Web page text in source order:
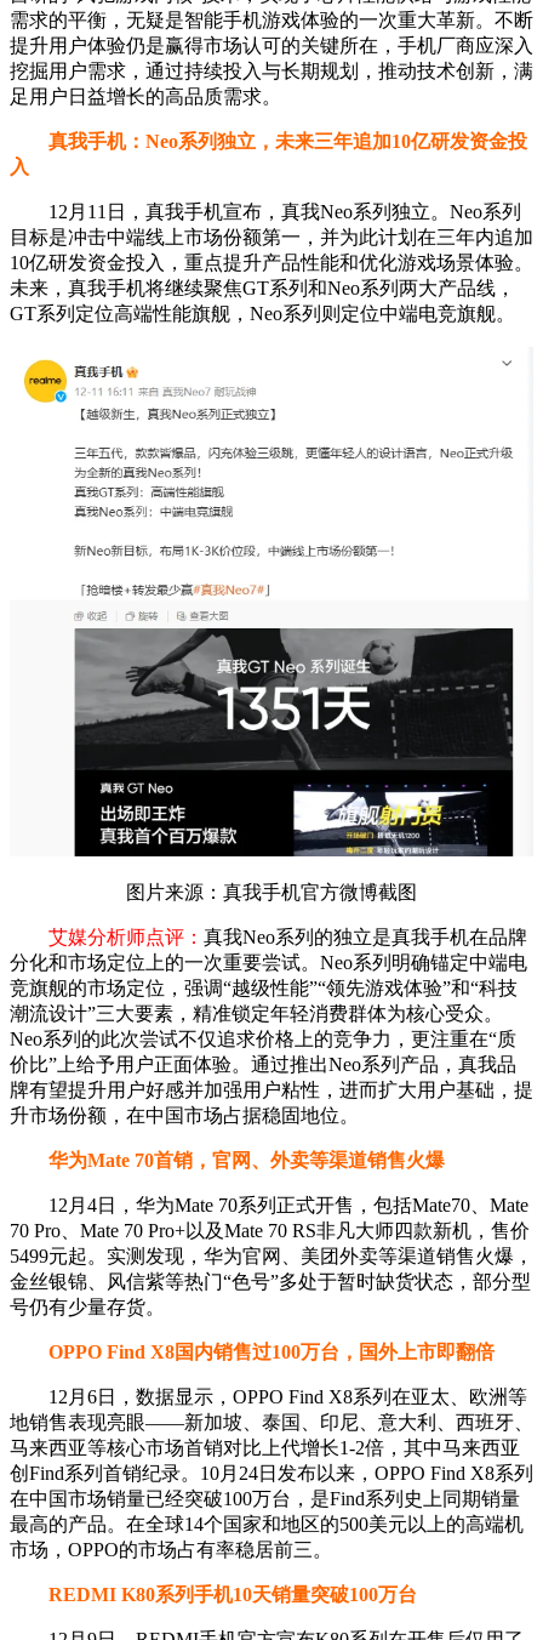
需求的平衡，无疑是智能手机游戏体验的一次重大革新。不断
提升用户体验仍是赢得市场认可的关键所在，手机厂商应深入
挖掘用户需求，通过持续投入与长期规划，推动技术创新，满
足用户日益增长的高品质需求。
真我手机：Neo系列独立，未来三年追加10亿研发资金投
入
12月11日，真我手机宣布，真我Neo系列独立。Neo系列
目标是冲击中端线上市场份额第一，并为此计划在三年内追加
10亿研发资金投入，重点提升产品性能和优化游戏场景体验。
未来，真我手机将继续聚焦GT系列和Neo系列两大产品线，
GT系列定位高端性能旗舰，Neo系列则定位中端电竞旗舰。
图片来源：真我手机官方微博截图
艾媒分析师点评： 真我Neo系列的独立是真我手机在品牌
分化和市场定位上的一次重要尝试。Neo系列明确锚定中端电
竞旗舰的市场定位，强调“越级性能”“领先游戏体验”和“科技
潮流设计”三大要素，精准锁定年轻消费群体为核心受众。
Neo系列的此次尝试不仅追求价格上的竞争力，更注重在“质
价比”上给予用户正面体验。通过推出Neo系列产品，真我品
牌有望提升用户好感并加强用户粘性，进而扩大用户基础，提
升市场份额，在中国市场占据稳固地位。
华为Mate 70首销，官网、外卖等渠道销售火爆
12月4日，华为Mate 70系列正式开售，包括Mate70、Mate
70 Pro、Mate 70 Pro+以及Mate 70 RS非凡大师四款新机，售价
5499元起。实测发现，华为官网、美团外卖等渠道销售火爆，
金丝银锦、风信紫等热门“色号”多处于暂时缺货状态，部分型
号仍有少量存货。
OPPO Find X8国内销售过100万台，国外上市即翻倍
12月6日，数据显示，OPPO Find X8系列在亚太、欧洲等
地销售表现亮眼——新加坡、泰国、印尼、意大利、西班牙、
马来西亚等核心市场首销对比上代增长1-2倍，其中马来西亚
创Find系列首销纪录。10月24日发布以来，OPPO Find X8系列
在中国市场销量已经突破100万台，是Find系列史上同期销量
最高的产品。在全球14个国家和地区的500美元以上的高端机
市场，OPPO的市场占有率稳居前三。
REDMI K80系列手机10天销量突破100万台